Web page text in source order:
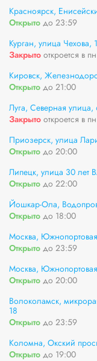
Красноярск,
Открыто до 23:59
Курган, улица Чехова, 1
Закрыто откроется в
Кировск,
Открыто до 21:00
Луга, Северная улица,
Закрыто откроется в
Приозерск, улица
Открыто до 20:00
Липецк, улица 30 лет
Открыто до 22:00
Йошкар-Ола,
Открыто до 18:00
Москва,
Открыто до 23:59
Москва,
Открыто до 20:00
Волоколамск,
18
Открыто до 23:59
Коломна, Окский
Открыто до 19:00